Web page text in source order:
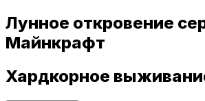
Лунное откровение
Майнкрафт
Хардкорное